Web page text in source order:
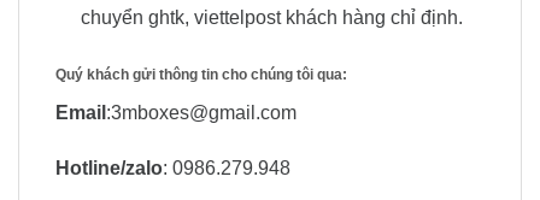
chuyển ghtk, viettelpost khách hàng chỉ định.
Quý khách gửi thông tin cho chúng tôi qua:
Email :3mboxes@gmail.com
Hotline/zalo: 0986.279.948